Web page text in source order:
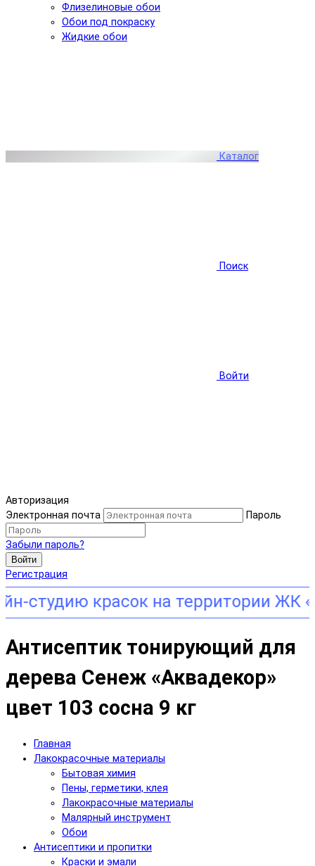
Флизелиновые обои
Обои под покраску
Жидкие обои
Каталог
Поиск
Войти
Авторизация
Электронная почта
Пароль
Забыли пароль?
Войти
Регистрация
территории ЖК «Зиларт»!
Антисептик тонирующий для
дерева Сенеж «Аквадекор»
цвет 103 сосна 9 кг
Главная
Лакокрасочные материалы
Бытовая химия
Пены, герметики, клея
Лакокрасочные материалы
Малярный инструмент
Обои
Антисептики и пропитки
Краски и эмали